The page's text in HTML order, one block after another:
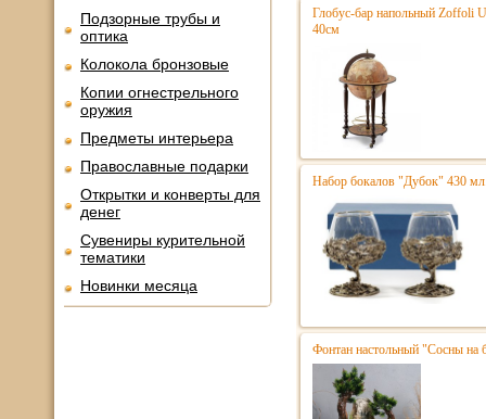
Подзорные трубы и
оптика
Колокола бронзовые
Копии огнестрельного
оружия
Предметы интерьера
Православные подарки
Открытки и конверты для
денег
Сувениры курительной
тематики
Новинки месяца
Глобус-бар напольный Zoffoli
40см
Набор бокалов "Дубок" 430
Фонтан настольный "Сосны на